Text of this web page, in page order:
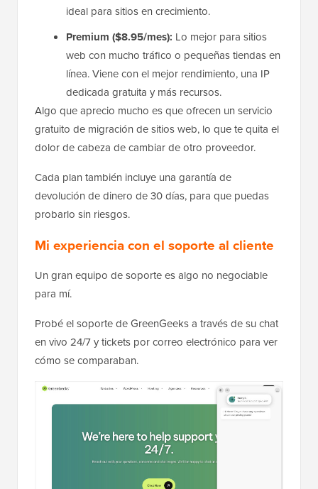
ideal para sitios en crecimiento.
Premium ($8.95/mes): Lo mejor para sitios
web con mucho tráfico o pequeñas tiendas en
línea. Viene con el mejor rendimiento, una IP
dedicada gratuita y más recursos.
Algo que aprecio mucho es que ofrecen un servicio
gratuito de migración de sitios web, lo que te quita el
dolor de cabeza de cambiar de otro proveedor.
Cada plan también incluye una garantía de
devolución de dinero de 30 días, para que puedas
probarlo sin riesgos.
Mi experiencia con el soporte al cliente
Un gran equipo de soporte es algo no negociable
para mí.
Probé el soporte de GreenGeeks a través de su chat
en vivo 24/7 y tickets por correo electrónico para ver
cómo se comparaban.